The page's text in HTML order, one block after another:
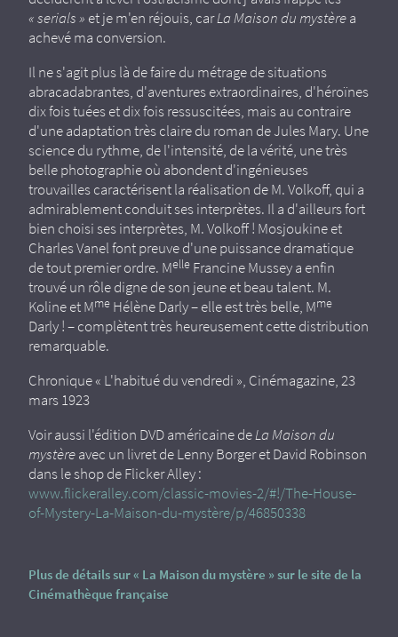
« serials » et je m'en réjouis, carLa Maison du mystèrea
achevé ma conversion.
Il ne s'agit plus là de faire du métrage de situations
abracadabrantes, d'aventures extraordinaires, d'héroïnes
dix fois tuées et dix fois ressuscitées, mais au contraire
d'une adaptation très claire du roman de Jules Mary. Une
science du rythme, de l'intensité, de la vérité, une très
belle photographie où abondent d'ingénieuses
trouvailles caractérisent la réalisation de M. Volkoff, qui a
admirablement conduit ses interprètes. Il a d'ailleurs fort
bien choisi ses interprètes, M. Volkoff ! Mosjoukine et
Charles Vanel font preuve d'une puissance dramatique
de tout premier ordre. Melle Francine Mussey a enfin
trouvé un rôle digne de son jeune et beau talent. M.
Koline et Mme Hélène Darly – elle est très belle, Mme
Darly ! – complètent très heureusement cette distribution
remarquable.
Chronique « L'habitué du vendredi », Cinémagazine, 23
mars 1923
Voir aussi l'édition DVD américaine deLa Maison du
mystèreavec un livret de Lenny Borger et David Robinson
dans le shop de Flicker Alley :
www.flickeralley.com/classic-movies-2/#!/The-House-
of-Mystery-La-Maison-du-mystère/p/46850338
Plus de détails sur « La Maison du mystère » sur le site de la
Cinémathèque française